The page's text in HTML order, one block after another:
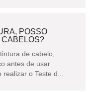
POSSO
de cabelo,
antes de usar
realizar o Teste d...